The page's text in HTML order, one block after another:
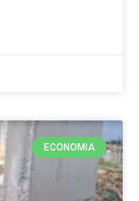
ECONOMIA